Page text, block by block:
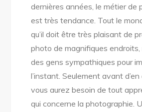
dernières années, le métier de
est très tendance. Tout le
qu’il doit être très plaisant de
photo de magnifiques
des gens sympathiques pour
l’instant. Seulement avant d’en
vous aurez besoin de tout
qui concerne la photographie.